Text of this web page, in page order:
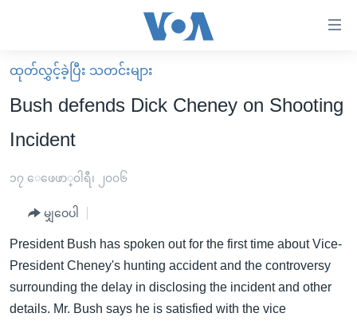
လွယ်ကူ
စေ
သည့်
များ
မူလစာမျက်နှာ
မြန်မာ
ကမ္ဘာ့သတင်းများ
ရပ်ဝန်းတခု လမ်းတခု အလွန်
အမေရိကန်သုံးအီဒီယံ
မကြေးမုံရဲ့ အင်္ဂလိပ်စာ
အပတ်စဉ်ကဏ္ဍများ
ရေဒီယို
ရေဒီယိုနှင့်ရုပ်သံ အချက်အလက်များ
ထုတ်လွှင့်ခဲ့ပြီး သတင်းများ
Bush defends Dick Cheney on Shooting
Incident
၁၇ ေဖေဖာ္၀ါရီ၊ ၂၀၀၆
မျှဝေပါ
President Bush has spoken out for the first time about Vice-
President Cheney's hunting accident and the controversy
surrounding the delay in disclosing the incident and other
details. Mr. Bush says he is satisfied with the vice